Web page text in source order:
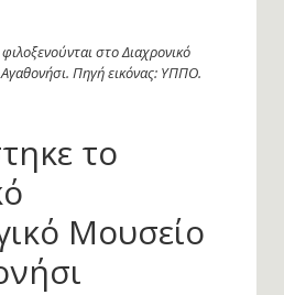
Αρχαιολογικού Μουσείου
ΥΠΠΟ.
το
Μουσείο